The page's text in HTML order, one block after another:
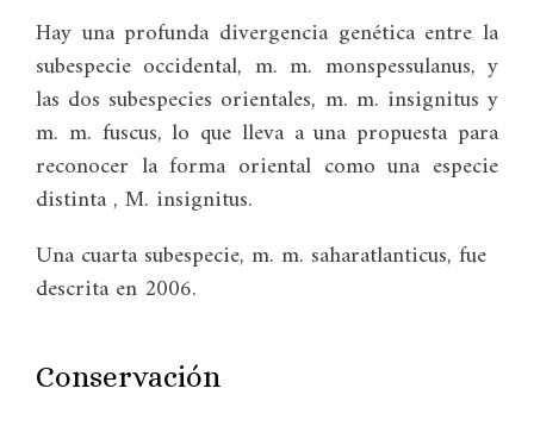
Hay una profunda divergencia genética entre la
subespecie occidental, m. m. monspessulanus, y
las dos subespecies orientales, m. m. insignitus y
m. m. fuscus, lo que lleva a una propuesta para
reconocer la forma oriental como una especie
distinta , M. insignitus.
Una cuarta subespecie, m. m. saharatlanticus, fue
descrita en 2006.
Conservación